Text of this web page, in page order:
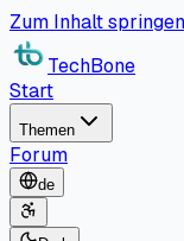
Zum Inhalt springen
TechBone
Start
Themen
Forum
de